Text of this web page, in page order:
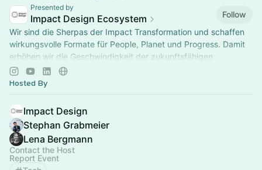
Presented by
Impact Design Ecosystem
Follow
Wir sind die Sherpas der Impact Transformation und schaffen
wirkungsvolle Formate für People, Planet und Progress. Damit
erhöhen wir die Geschwindigkeit der zukunftsfähigen
Transformation radikal.
Hosted By
Impact Design
Stephan Grabmeier
Lena Bergmann
Contact the Host
Report Event